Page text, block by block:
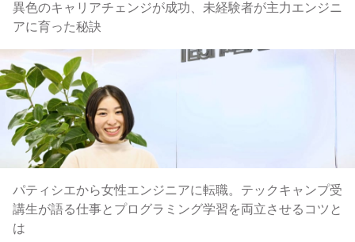
異色のキャリアチェンジが成功、未経験者が主力エンジニ
アに育った秘訣
パティシエから女性エンジニアに転職。テックキャンプ受
講生が語る仕事とプログラミング学習を両立させるコツと
は